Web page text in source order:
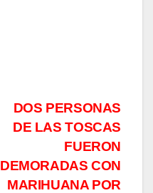
DOS PERSONAS
DE LAS TOSCAS
FUERON
DEMORADAS CON
MARIHUANA POR